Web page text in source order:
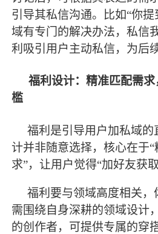
引导其私信沟通。比如“你
域有专门的解决办法，私信
利吸引用户主动私信，为后
福利设计：精准匹配需求
槛
福利是引导用户加私域的
计并非随意选择，核心在于
求”，让用户觉得“加好友获
福利要与领域高度相关，
需围绕自身深耕的领域设计
的创作者，可提供专属的穿